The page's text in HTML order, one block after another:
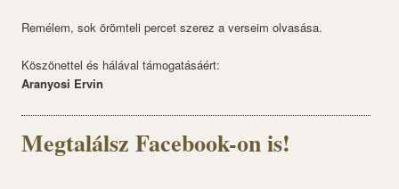
Remélem, sok örömteli percet szerez a verseim olvasása.
Köszönettel és hálával támogatásáért:
Aranyosi Ervin
Megtalálsz Facebook-on is!